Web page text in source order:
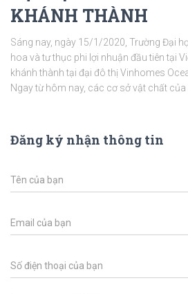
KHÁNH THÀNH
Sáng nay, ngày 15/1/2020, Trường Đại
hoa và tư thục phi lợi nhuận đầu tiên tại
khánh thành tại đại đô thị Vinhomes
Ngay từ hôm nay, các cơ sở vật chất của
Đăng ký nhận thông tin